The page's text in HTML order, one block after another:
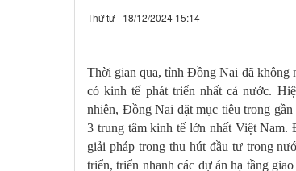
Thứ tư - 18/12/2024 15:14
Thời gian qua, tỉnh Đồng Nai đã không
có kinh tế phát triển nhất cả nước.
nhiên, Đồng Nai đặt mục tiêu trong
3 trung tâm kinh tế lớn nhất Việt Nam.
giải pháp trong thu hút đầu tư trong
triển, triển nhanh các dự án hạ tầng